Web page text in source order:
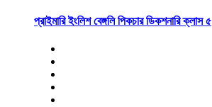
প্রাইমারি ইংলিশ বেঙ্গলি পিকচার ডিকশনারি ক্লাস ৫